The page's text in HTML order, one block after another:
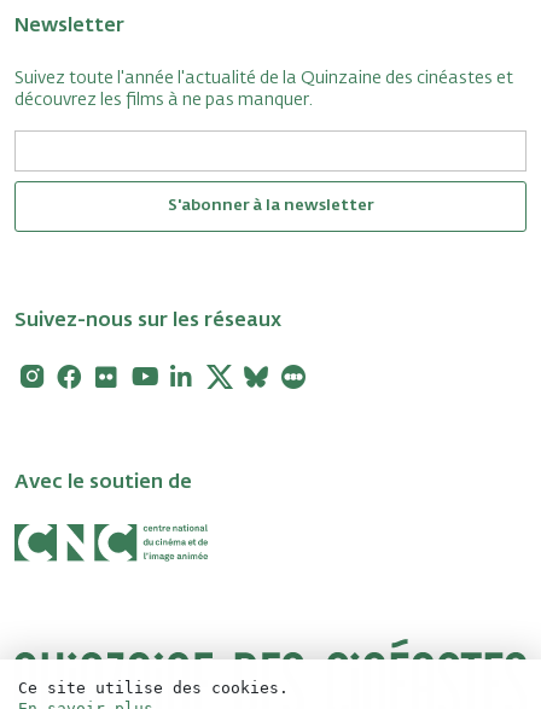
Newsletter
Suivez toute l'année l'actualité de la Quinzaine des cinéastes et
découvrez les films à ne pas manquer.
S'abonner à la newsletter
Suivez-nous sur les réseaux
Instagram
Facebook
FlickrYoutubeLinkedin
X Bluesky
Avec le soutien de
Ce site utilise des cookies.